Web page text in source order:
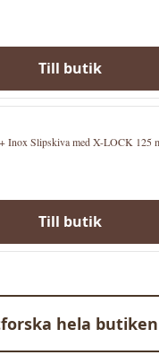
Till butik
Inox Slipskiva med X-LOCK 125
Till butik
hela butiken